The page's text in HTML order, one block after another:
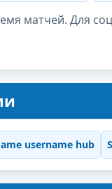
матчей. Для
username hub